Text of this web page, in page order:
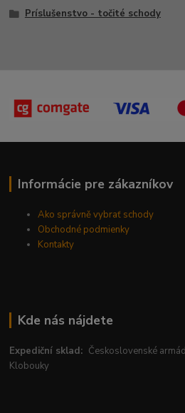
Príslušenstvo - točité schody
Informácie pre zákazníkov
Ako správně vybrať schody
Obchodné podmienky
Kontakty
Kde nás nájdete
Expediční sklad: Československé
Klobouky